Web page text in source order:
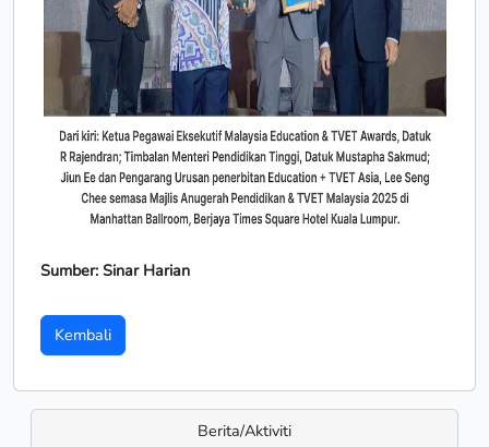
Sumber: Sinar Harian
Kembali
Berita/Aktiviti